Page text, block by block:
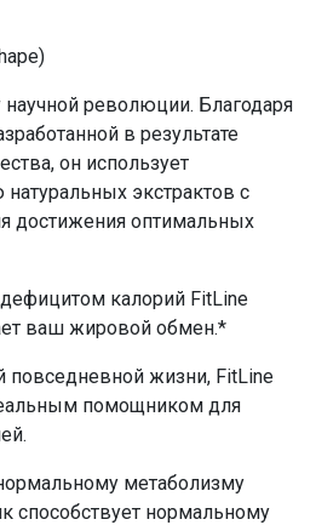
)
научной революции. Благодаря
в результате
он использует
экстрактов с
достижения оптимальных
дефицитом калорий FitLine
ваш жировой обмен.*
повседневной жизни, FitLine
помощником для
метаболизму
способствует нормальному